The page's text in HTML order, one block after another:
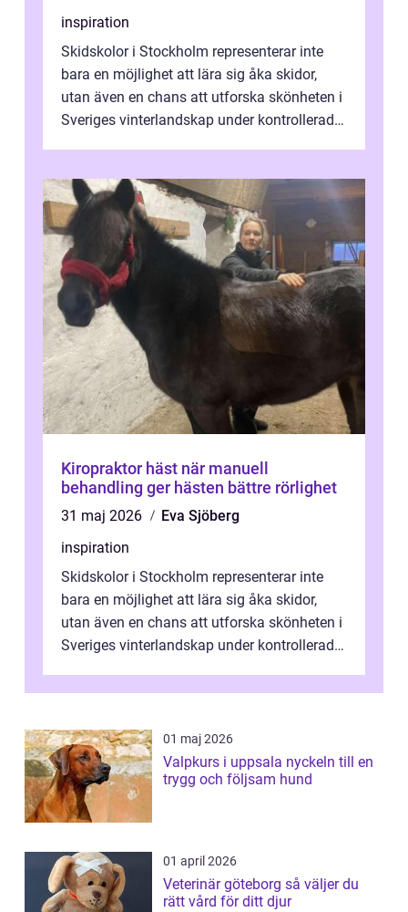
inspiration
Skidskolor i Stockholm representerar inte
bara en möjlighet att lära sig åka skidor,
utan även en chans att utforska skönheten i
Sveriges vinterlandskap under kontrollerade
Kiropraktor häst när manuell
behandling ger hästen bättre rörlighet
31 maj 2026
Eva Sjöberg
inspiration
Skidskolor i Stockholm representerar inte
bara en möjlighet att lära sig åka skidor,
utan även en chans att utforska skönheten i
Sveriges vinterlandskap under kontrollerade
01 maj 2026
Valpkurs i uppsala nyckeln till en
trygg och följsam hund
01 april 2026
Veterinär göteborg så väljer du
rätt vård för ditt djur